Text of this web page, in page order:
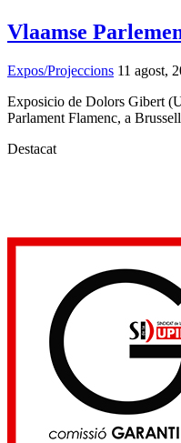
Vlaamse
Expos/Projeccions 11 agost,
Exposicio de Dolors Gibert
Parlament Flamenc, a
Destacat